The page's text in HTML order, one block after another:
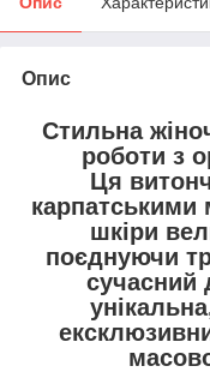
Опис
Стильна
роботи з
Ця
карпатськими
шкіри
поєднуючи
сучасний
унікальна